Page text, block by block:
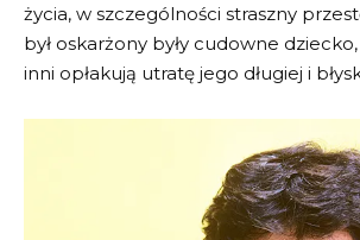
życia, w szczególności straszny
był oskarżony były cudowne
inni opłakują utratę jego długiej i